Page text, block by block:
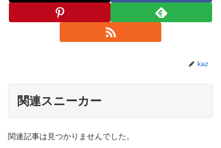
kaz
関連スニーカー
関連記事は見つかりませんでした。